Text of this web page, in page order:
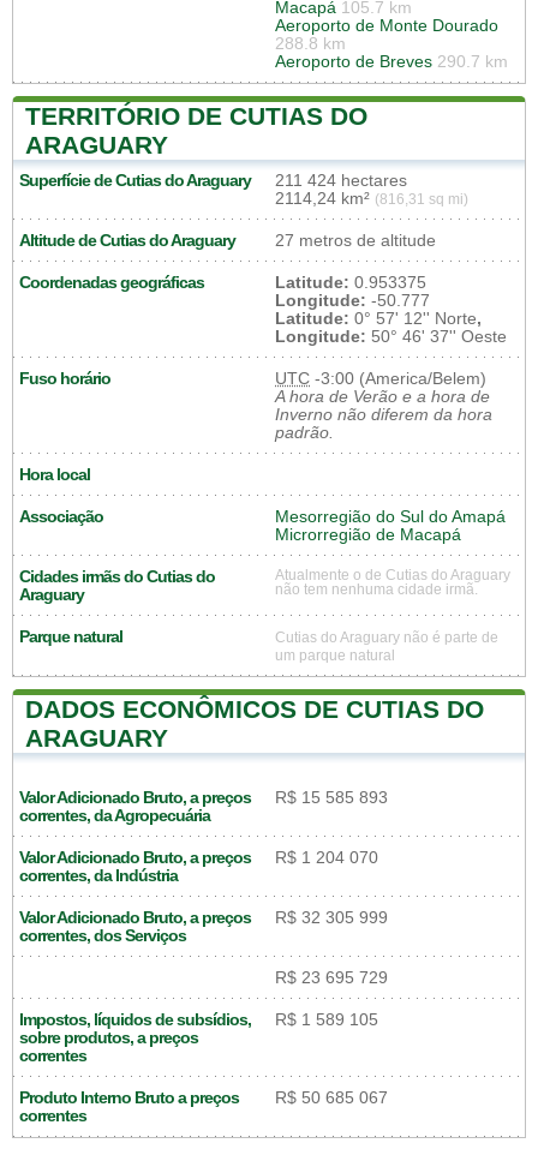
Macapá 105.7 km
Aeroporto de Monte Dourado
288.8 km
Aeroporto de Breves 290.7 km
TERRITÓRIO DE CUTIAS DO
ARAGUARY
Superfície de Cutias do Araguary
211 424 hectares
2114,24 km² (816,31 sq mi)
Altitude de Cutias do Araguary 27 metros de altitude
Coordenadas geográficas Latitude: 0.953375
Longitude: -50.777
Latitude: 0° 57' 12'' Norte,
Longitude: 50° 46' 37'' Oeste
Fuso horário UTC -3:00 (America/Belem)
A hora de Verão e a hora de
Inverno não diferem da hora
padrão.
Hora local
Associação
Mesorregião do Sul do Amapá
Microrregião de Macapá
Cidades irmãs do Cutias do
Araguary
Atualmente o de Cutias do Araguary
não tem nenhuma cidade irmã.
Parque natural
Cutias do Araguary não é parte de
um parque natural
DADOS ECONÔMICOS DE CUTIAS DO
ARAGUARY
Valor Adicionado Bruto, a preços
correntes, da Agropecuária
R$ 15 585 893
Valor Adicionado Bruto, a preços
correntes, da Indústria
R$ 1 204 070
Valor Adicionado Bruto, a preços
correntes, dos Serviços
R$ 32 305 999
R$ 23 695 729
Impostos, líquidos de subsídios,
sobre produtos, a preços
correntes
R$ 1 589 105
Produto Interno Bruto a preços
correntes
R$ 50 685 067